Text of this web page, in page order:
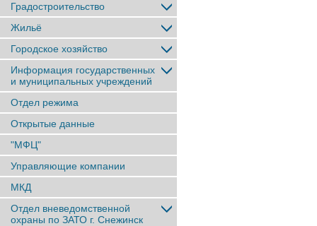
Градостроительство
Жильё
Городское хозяйство
Информация государственных
и муниципальных учреждений
Отдел режима
Открытые данные
"МФЦ"
Управляющие компании
МКД
Отдел вневедомственной
охраны по ЗАТО г. Снежинск